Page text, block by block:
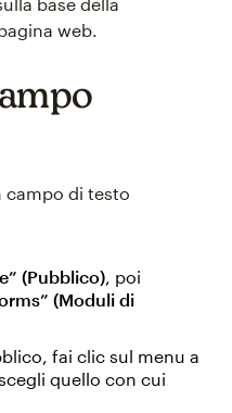
web.
campo di testo
(Pubblico), poi
(Moduli di
fai clic sul menu a
quello con cui